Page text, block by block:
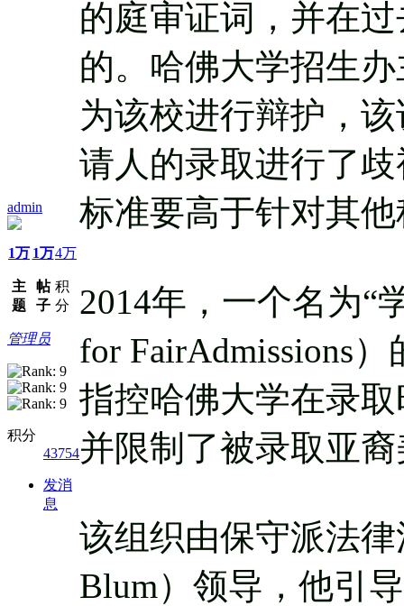
admin
1万
主
题
1万
帖
子
4万
积
分
管理员
积分
43754
发消
息
的庭审证词，并在
的。哈佛大学招生
为该校进行辩护，
请人的录取进行了
标准要高于针对其
2014年，一个名为“
for FairAdmissions
指控哈佛大学在录
并限制了被录取亚
该组织由保守派法律
Blum）领导，他引